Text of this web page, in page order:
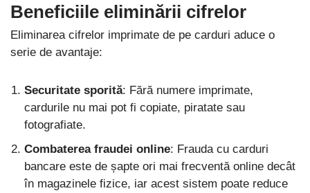
Beneficiile eliminării cifrelor
Eliminarea cifrelor imprimate de pe carduri aduce o
serie de avantaje:
Securitate sporită: Fără numere imprimate,
cardurile nu mai pot fi copiate, piratate sau
fotografiate.
Combaterea fraudei online: Frauda cu carduri
bancare este de șapte ori mai frecventă online decât
în magazinele fizice, iar acest sistem poate reduce